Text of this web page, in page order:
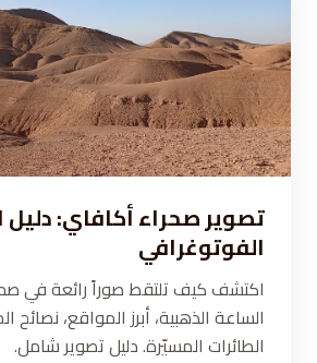
تصوير صحراء أكافاي: دليل
الفوتوغرافي
اكتشف كيف تلتقط صوراً رائعة في
الساعة الذهبية، أبرز المواقع،
الطائرات المسيّرة. دليل تصوير شامل.